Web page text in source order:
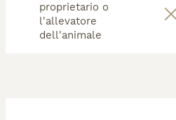
proprietario o
l'allevatore
dell'animale